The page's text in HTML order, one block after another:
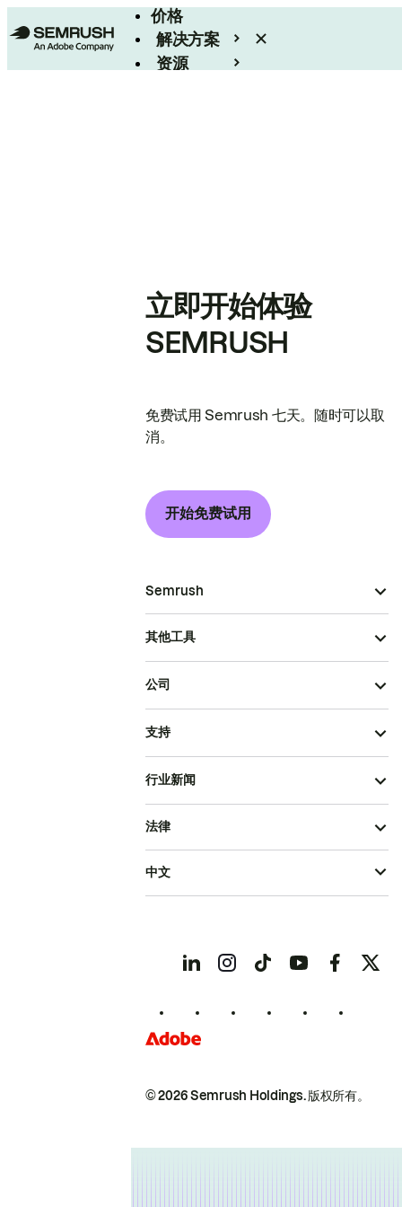
价格
解决方案
资源
立即开始体验
SEMRUSH
免费试用 Semrush 七天。随时可以取
消。
开始免费试用
Semrush
其他工具
公司
支持
行业新闻
© 2026 Semrush Holdings.版权所有。
法律
中文